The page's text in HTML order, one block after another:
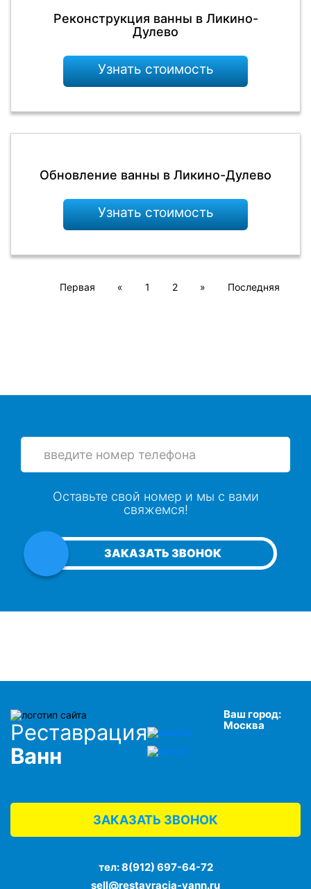
Реконструкция ванны в Ликино-
Дулево
Узнать стоимость
Обновление ванны в Ликино-Дулево
Узнать стоимость
Первая « 1 2 » Последняя
ЗАКАЗАТЬ ЗВОНОК
Оставьте свой номер и мы с вами
свяжемся!
Реставрация
Ванн
Ваш город:
Москва
ЗАКАЗАТЬ ЗВОНОК
тел:8(912) 697-64-72
sell@restavracja-vann.ru